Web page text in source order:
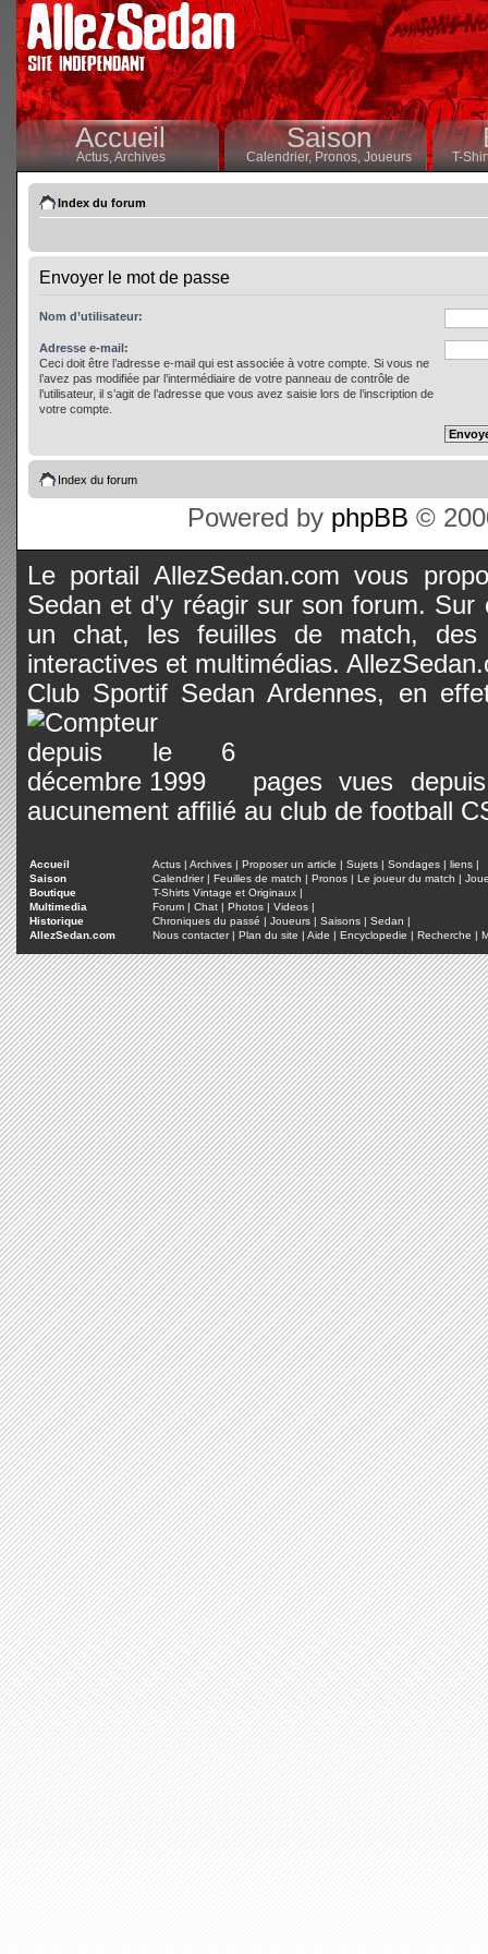
Accueil
Actus,Archives
Saison
Calendrier,Pronos, Joueurs T-
Index du forum
Envoyer le mot de passe
Nom d’utilisateur:
Adresse e-mail:
Ceci doit être l’adresse e-mail qui est associée à votre compte. Si vous ne
l’avez pas modifiée par l’intermédiaire de votre panneau de contrôle de
l’utilisateur, il s’agit de l’adresse que vous avez saisie lors de l’inscription de
votre compte.
Index du forum
Powered by phpBB ©
Le portail AllezSedan.com vous
Sedan et d'y réagir sur son forum.
un chat, les feuilles de match, des
interactives et multimédias.
Club Sportif Sedan Ardennes, en
pages vues
aucunement affilié au club de football
Accueil Actus | Archives | Proposer un article | Sujets | Sondages | liens |
Saison
Calendrier| Feuilles de match | Pronos | Le joueur du match |
Boutique
T-Shirts Vintage et Originaux |
Multimedia
Forum | Chat | Photos | Videos |
Historique
Chroniques du passé | Joueurs | Saisons | Sedan |
AllezSedan.com
Nous contacter| Plan du site | Aide | Encyclopedie | Recherche |